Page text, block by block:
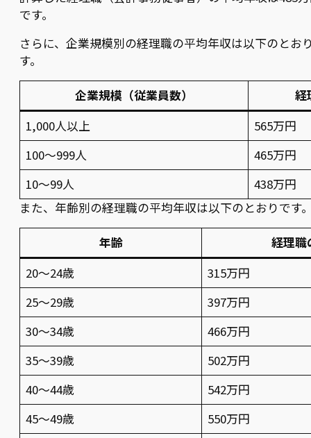
です。
さらに、企業規模別の経理職の平均年収は以下のとお
す。
企業規模（従業員数）
経
1,000人以上
565万円
100〜999人
465万円
10〜99人
438万円
また、年齢別の経理職の平均年収は以下のとおりです
年齢
経理職
20〜24歳
315万円
25〜29歳
397万円
30〜34歳
466万円
35〜39歳
502万円
40〜44歳
542万円
45〜49歳
550万円